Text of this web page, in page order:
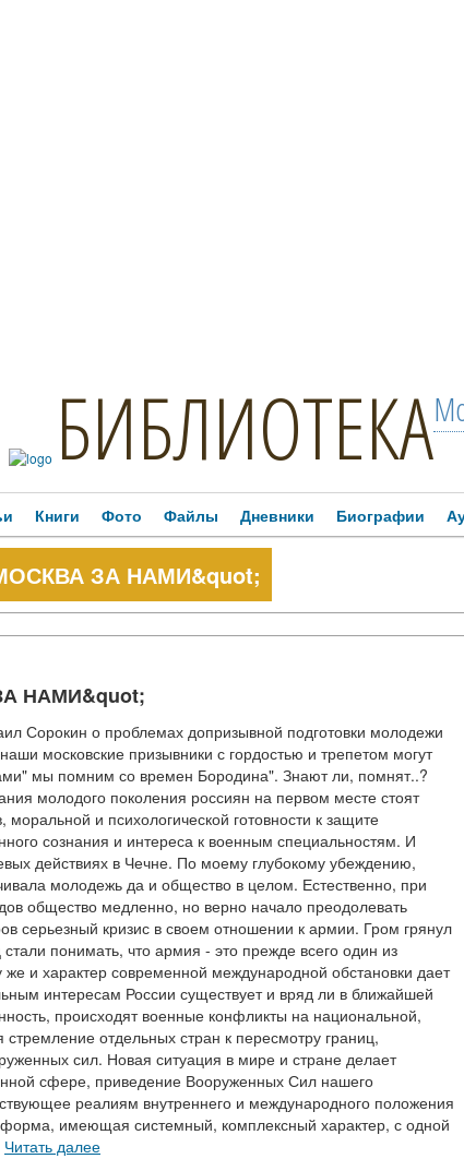
БИБЛИОТЕКА
Книги Фото Файлы Дневники Биографии
ЗА НАМИ&quot;
НАМИ&quot;
Сорокин о проблемах допризывной подготовки молодежи
московские призывники с гордостью и трепетом могут
мы помним со времен Бородина". Знают ли, помнят..?
молодого поколения россиян на первом месте стоят
и психологической готовности к защите
сознания и интереса к военным специальностям. И
действиях в Чечне. По моему глубокому убеждению,
молодежь да и общество в целом. Естественно, при
общество медленно, но верно начало преодолевать
серьезный кризис в своем отношении к армии. Гром грянул
понимать, что армия - это прежде всего один из
и характер современной международной обстановки дает
интересам России существует и вряд ли в ближайшей
происходят военные конфликты на национальной,
отдельных стран к пересмотру границ,
сил. Новая ситуация в мире и стране делает
сфере, приведение Вооруженных Сил нашего
реалиям внутреннего и международного положения
имеющая системный, комплексный характер, с одной
Читать далее